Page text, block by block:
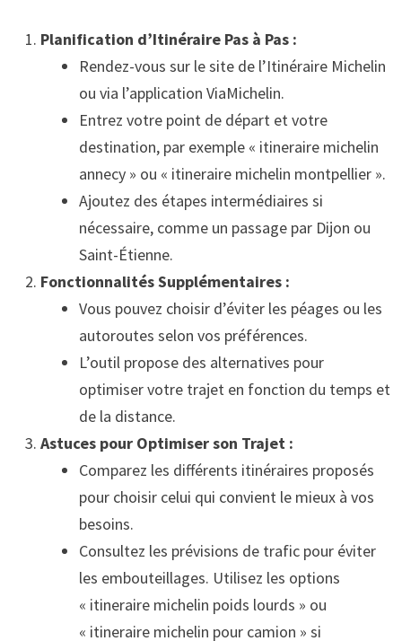
Planification d’Itinéraire Pas à Pas :
Rendez-vous sur le site de l’Itinéraire Michelin
ou via l’application ViaMichelin.
Entrez votre point de départ et votre
destination, par exemple « itineraire michelin
annecy » ou « itineraire michelin montpellier ».
Ajoutez des étapes intermédiaires si
nécessaire, comme un passage par Dijon ou
Saint-Étienne.
Fonctionnalités Supplémentaires :
Vous pouvez choisir d’éviter les péages ou les
autoroutes selon vos préférences.
L’outil propose des alternatives pour
optimiser votre trajet en fonction du temps et
de la distance.
Astuces pour Optimiser son Trajet :
Comparez les différents itinéraires proposés
pour choisir celui qui convient le mieux à vos
besoins.
Consultez les prévisions de trafic pour éviter
les embouteillages. Utilisez les options
« itineraire michelin poids lourds » ou
« itineraire michelin pour camion » si